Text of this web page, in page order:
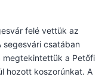
felé vettük az
segesvári csatában
megtekintettük a Petőfi
hozott koszorúnkat. A